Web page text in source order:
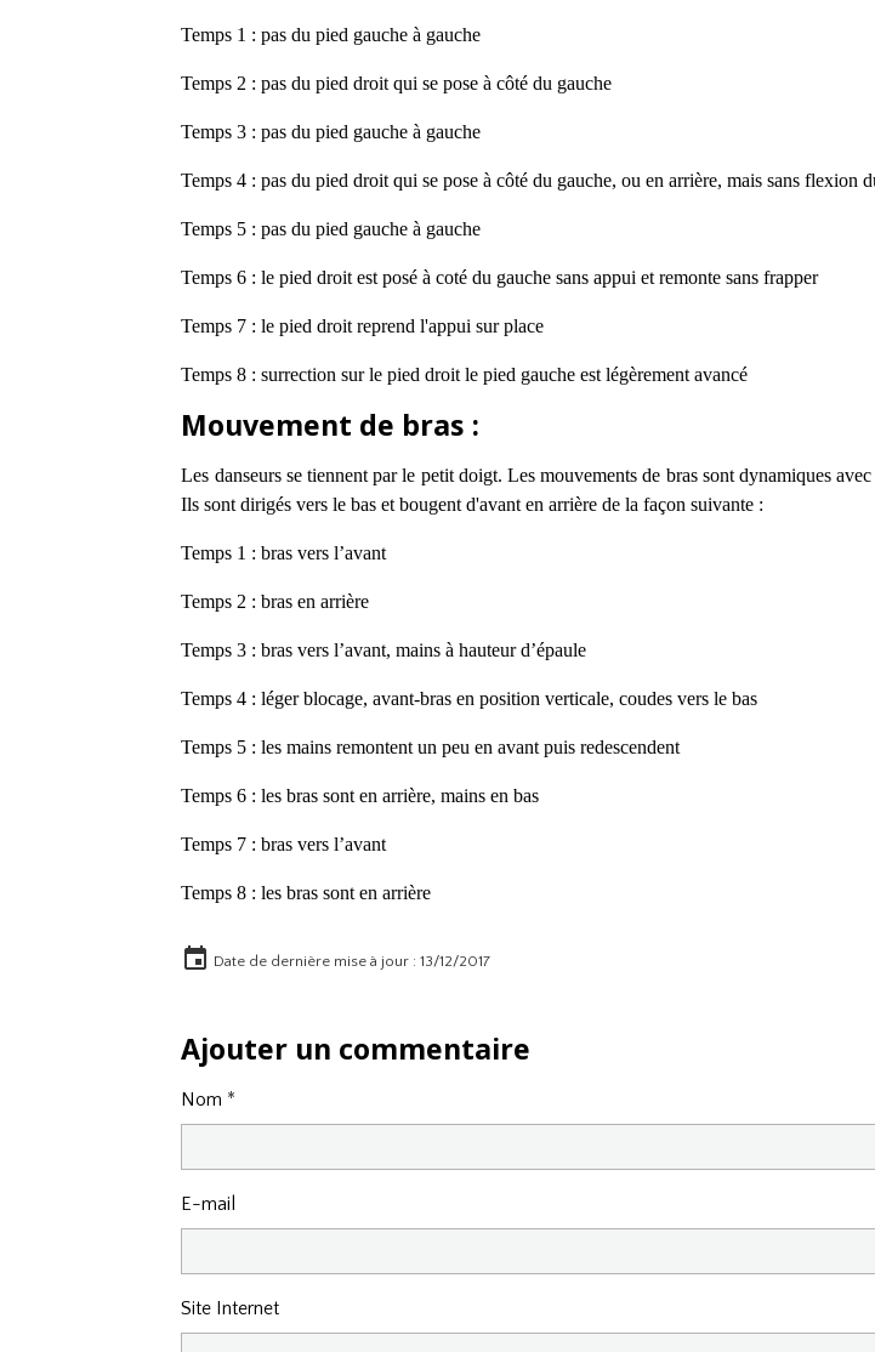
Temps 1 : pas du pied gauche à gauche
Temps 2 : pas du pied droit qui se pose à côté du gauche
Temps 3 : pas du pied gauche à gauche
Temps 4 :pas du pied droit qui se pose à côté du gauche, ou en arrière, mais sans flexion
Temps 5 : pas du pied gauche à gauche
Temps 6 :le pied droit est posé à coté du gauche sans appui et remonte sans frapper
Temps 7 :le pied droit reprend l'appui sur place
Temps 8 : surrection sur le pied droit le pied gauche est légèrement avancé
Mouvement de bras :
Les danseurs se tiennent par le petit doigt. Les mouvements de bras sont dynamiques
Ils sont dirigés vers le bas et bougent d'avant en arrière de la façon suivante :
Temps 1 : bras vers l’avant
Temps 2 : bras en arrière
Temps 3 : bras vers l’avant, mains à hauteur d’épaule
Temps 4 : léger blocage, avant-bras en position verticale, coudes vers le bas
Temps 5 : les mains remontent un peu en avant puis redescendent
Temps 6 : les bras sont en arrière, mains en bas
Temps 7 : bras vers l’avant
Temps 8 : les bras sont en arrière
Date de dernière mise à jour : 13/12/2017
Ajouter un commentaire
Nom
E-mail
Site Internet